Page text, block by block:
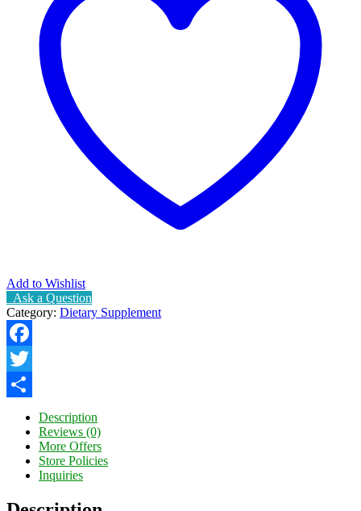
Add to Wishlist
Ask a Question
Category: Dietary Supplement
Facebook
Twitter
Description
Reviews (0)
More Offers
Store Policies
Inquiries